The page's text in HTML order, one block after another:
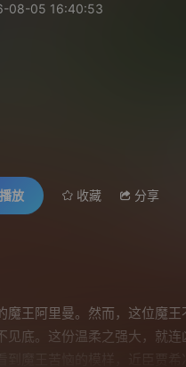
08-05 16:40:53
放 收藏 分享
魔王阿里曼。然而，这位
。这份温柔之强大，就连